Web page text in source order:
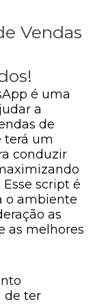
Vendas
é uma
a
de
terá um
conduzir
script é
o ambiente
as
as melhores
de ter